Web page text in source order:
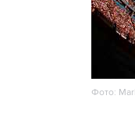
Фото: